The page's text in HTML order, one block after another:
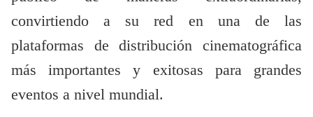
convirtiendo a su red en una de las
plataformas de distribución cinematográfica
más importantes y exitosas para grandes
eventos a nivel mundial.